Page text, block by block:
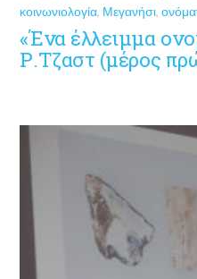
κοινωνιολογία, Μεγανήσι,
«Ένα έλλειμμα
Ρ.Τζαστ (μέρος